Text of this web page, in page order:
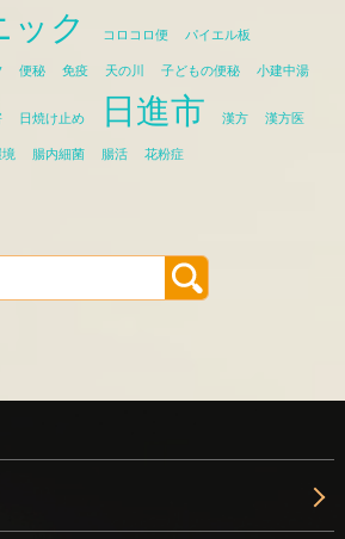
ック コロコロ便 パイエル板
便秘 免疫 天の川 子どもの便秘 小建中湯
日焼け止め 日進市 漢方 漢方医
境 腸内細菌 腸活 花粉症